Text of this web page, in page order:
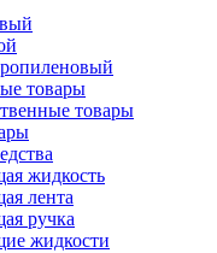
товары
товары
жидкость
лента
ручка
жидкости